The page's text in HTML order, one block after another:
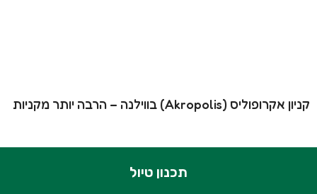
קניון אקרופוליס (Akropolis) בווילנה – הרבה יותר מקניות
תכנון טיול